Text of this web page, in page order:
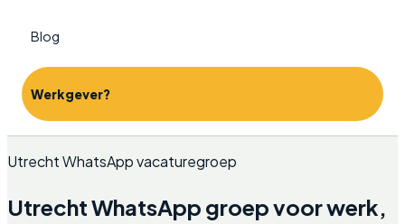
Blog
Werkgever?
Utrecht WhatsApp vacaturegroep
Utrecht WhatsApp groep voor werk,